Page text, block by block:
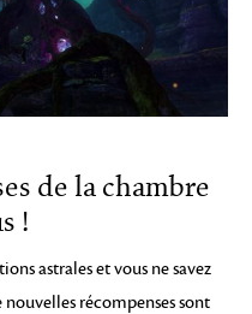
de la chambre
!
astrales et vous ne savez
nouvelles récompenses sont